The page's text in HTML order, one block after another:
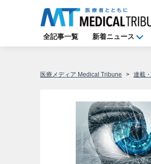
全記事一覧 新着ニュース
医療メディア Medical Tribune 連載